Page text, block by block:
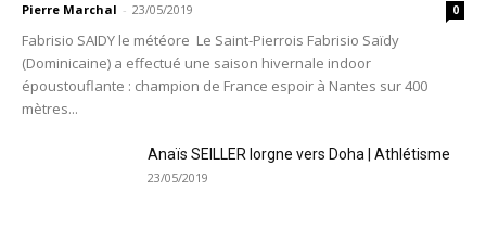
Pierre Marchal - 23/05/2019 0
Fabrisio SAIDY le météore Le Saint-Pierrois Fabrisio Saïdy
(Dominicaine) a effectué une saison hivernale indoor
époustouflante : champion de France espoir à Nantes sur 400
mètres...
Anaïs SEILLER lorgne vers Doha | Athlétisme
23/05/2019